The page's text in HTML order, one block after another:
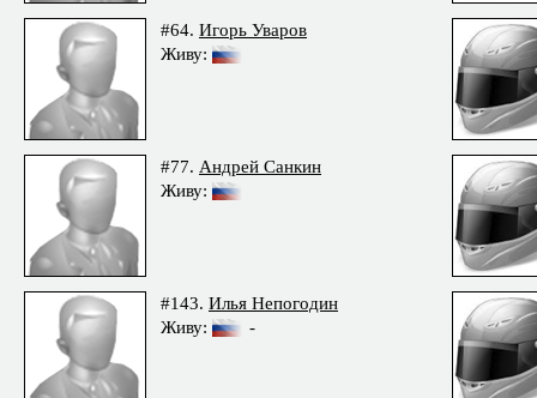
#64. Игорь Уваров
Живу:
#77. Андрей Санкин
Живу:
#143. Илья Непогодин
Живу:
-